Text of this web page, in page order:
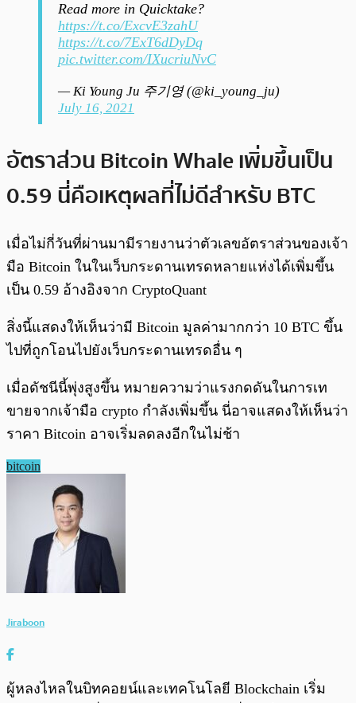
Read more in Quicktake?
https://t.co/ExcvE3zahU
https://t.co/7ExT6dDyDq
pic.twitter.com/IXucriuNvC
— Ki Young Ju 주기영 (@ki_young_ju)
July 16, 2021
อัตราส่วน Bitcoin Whale เพิ่มขึ้นเป็น
0.59 นี่คือเหตุผลที่ไม่ดีสำหรับ BTC
เมื่อไม่กี่วันที่ผ่านมามีรายงานว่าตัวเลขอัตราส่วนของเจ้า
มือ Bitcoin ในในเว็บกระดานเทรดหลายแห่งได้เพิ่มขึ้น
เป็น 0.59 อ้างอิงจาก CryptoQuant
สิ่งนี้แสดงให้เห็นว่ามี Bitcoin มูลค่ามากกว่า 10 BTC ขึ้น
ไปที่ถูกโอนไปยังเว็บกระดานเทรดอื่น ๆ
เมื่อดัชนีนี้พุ่งสูงขึ้น หมายความว่าแรงกดดันในการเท
ขายจากเจ้ามือ crypto กำลังเพิ่มขึ้น นี่อาจแสดงให้เห็นว่า
ราคา Bitcoin อาจเริ่มลดลงอีกในไม่ช้า
bitcoin
Jiraboon
ผู้หลงไหลในบิทคอยน์และเทคโนโลยี Blockchain เริ่ม